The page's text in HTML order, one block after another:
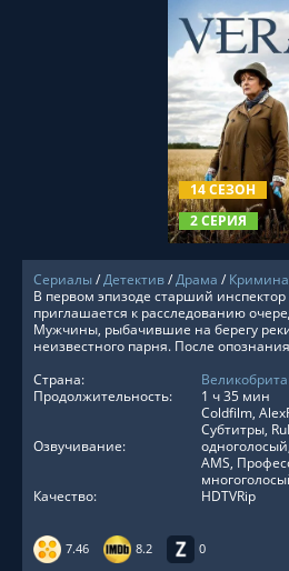
14 СЕЗОН
2 СЕРИЯ
СМОТРЕТЬ
Сериалы/Детектив/Драма /
7.46 8.2 0
В первом эпизоде старший
приглашается к расследованию
Мужчины, рыбачившие на берегу
неизвестного парня. После
Страна:
Продолжительность:
1 ч 35 мин
Озвучивание:
Coldfilm,
Субтитры,
AMS,
Качество:
HDTVRip